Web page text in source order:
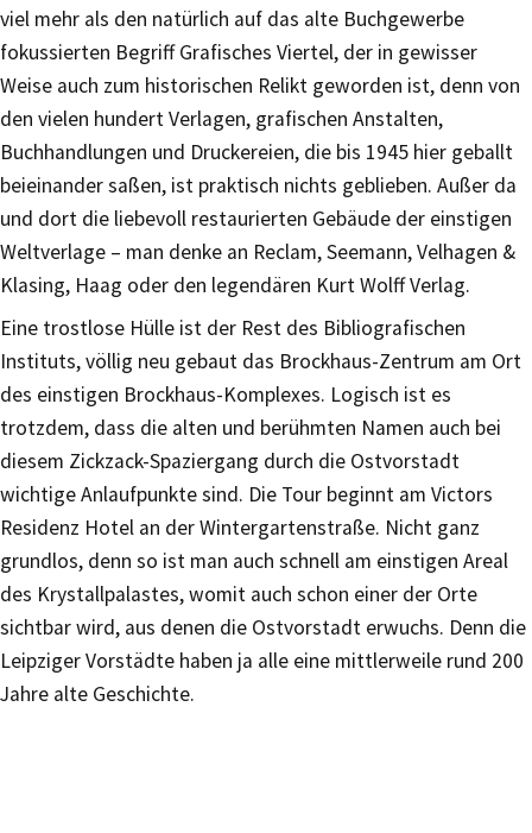
viel mehr als den natürlich auf das alte Buchgewerbe
fokussierten Begriff Grafisches Viertel, der in gewisser
Weise auch zum historischen Relikt geworden ist, denn von
den vielen hundert Verlagen, grafischen Anstalten,
Buchhandlungen und Druckereien, die bis 1945 hier geballt
beieinander saßen, ist praktisch nichts geblieben. Außer da
und dort die liebevoll restaurierten Gebäude der einstigen
Weltverlage – man denke an Reclam, Seemann, Velhagen &
Klasing, Haag oder den legendären Kurt Wolff Verlag.
Eine trostlose Hülle ist der Rest des Bibliografischen
Instituts, völlig neu gebaut das Brockhaus-Zentrum am Ort
des einstigen Brockhaus-Komplexes. Logisch ist es
trotzdem, dass die alten und berühmten Namen auch bei
diesem Zickzack-Spaziergang durch die Ostvorstadt
wichtige Anlaufpunkte sind. Die Tour beginnt am Victors
Residenz Hotel an der Wintergartenstraße. Nicht ganz
grundlos, denn so ist man auch schnell am einstigen Areal
des Krystallpalastes, womit auch schon einer der Orte
sichtbar wird, aus denen die Ostvorstadt erwuchs. Denn die
Leipziger Vorstädte haben ja alle eine mittlerweile rund 200
Jahre alte Geschichte.